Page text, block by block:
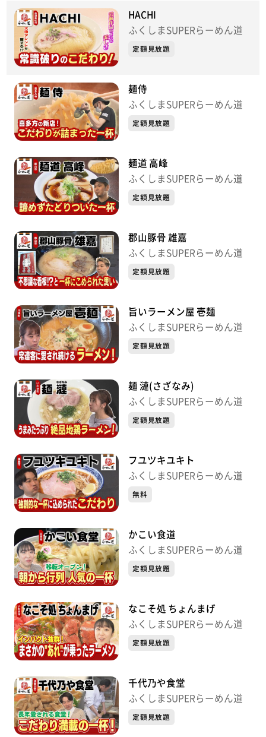
HACHI
ふくしまSUPERらーめん道
定額見放題
麺侍
ふくしまSUPERらーめん道
定額見放題
麺道 高峰
ふくしまSUPERらーめん道
定額見放題
郡山豚骨 雄嘉
ふくしまSUPERらーめん道
定額見放題
旨いラーメン屋 壱麺
ふくしまSUPERらーめん道
定額見放題
麺 漣(さざなみ)
ふくしまSUPERらーめん道
定額見放題
フユツキユキト
ふくしまSUPERらーめん道
無料
かこい食道
ふくしまSUPERらーめん道
定額見放題
なこそ処 ちょんまげ
ふくしまSUPERらーめん道
定額見放題
千代乃や食堂
ふくしまSUPERらーめん道
定額見放題